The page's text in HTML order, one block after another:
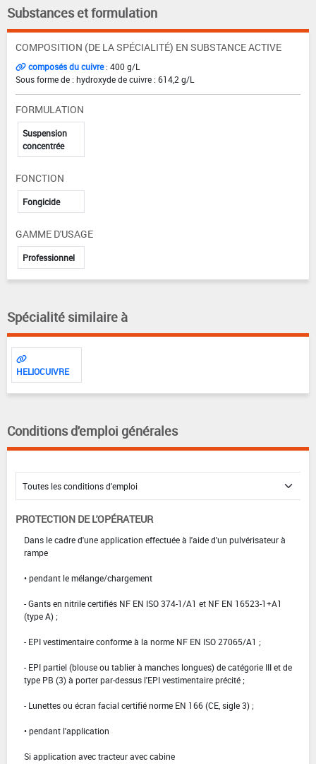
Substances et formulation
COMPOSITION (DE LA SPÉCIALITÉ) EN SUBSTANCE ACTIVE
composés du cuivre: 400 g/L
Sous forme de : hydroxyde de cuivre : 614,2 g/L
FORMULATION
Suspension
concentrée
FONCTION
Fongicide
GAMME D'USAGE
Professionnel
Spécialité similaire à
HELIOCUIVRE
Conditions d'emploi générales
PROTECTION DE L'OPÉRATEUR
Dans le cadre d'une application effectuée à l'aide d'un pulvérisateur à
rampe
• pendant le mélange/chargement
- Gants en nitrile certifiés NF EN ISO 374-1/A1 et NF EN 16523-1+A1
(type A) ;
- EPI vestimentaire conforme à la norme NF EN ISO 27065/A1 ;
- EPI partiel (blouse ou tablier à manches longues) de catégorie III et de
type PB (3) à porter par-dessus l'EPI vestimentaire précité ;
- Lunettes ou écran facial certifié norme EN 166 (CE, sigle 3) ;
• pendant l'application
Si application avec tracteur avec cabine